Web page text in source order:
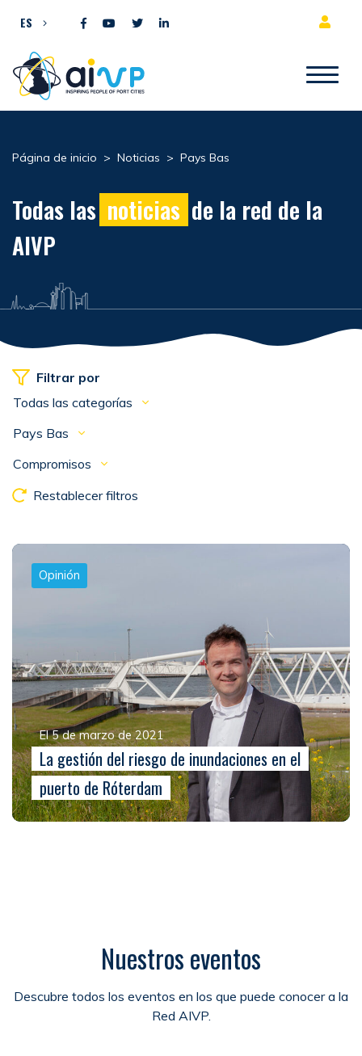
ES
Página de inicio > Noticias > Pays Bas
Todas las noticias de la red de la
AIVP
Filtrar por
Todas las categorías
Pays Bas
Compromisos
Restablecer filtros
Opinión
El 5 de marzo de 2021
La gestión del riesgo de inundaciones en el
puerto de Róterdam
Nuestros eventos
Descubre todos los eventos en los que puede conocer a la
Red AIVP.